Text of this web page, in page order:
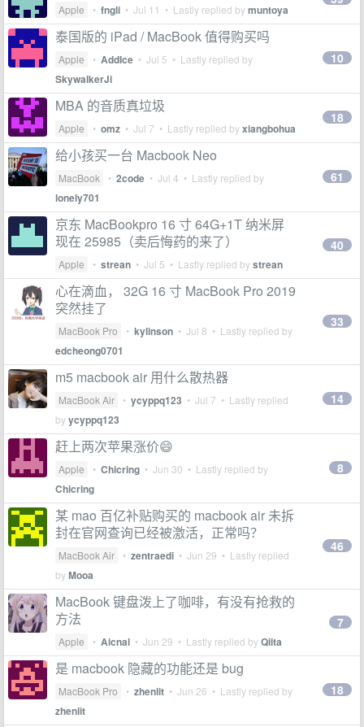
Apple • fngli • Jul 11 • Lastly replied bymuntoya
泰国版的 iPad / MacBook 值得购买吗
Apple • AddIce • Jul 5 • Lastly replied by
SkywalkerJi
10
MBA 的音质真垃圾
Apple • omz • Jul 7 • Lastly replied byxiangbohua
18
给小孩买一台 Macbook Neo
MacBook • 2code • Jul 4 • Lastly replied by
lonely701
61
京东 MacBookpro 16 寸 64G+1T 纳米屏
现在 25985（卖后悔药的来了）
Apple • strean • Jul 5 • Lastly replied bystrean
40
心在滴血， 32G 16 寸 MacBook Pro 2019
突然挂了
MacBook Pro • kylinson • Jul 8 • Lastly replied by
edcheong0701
33
m5 macbook air 用什么散热器
MacBook Air • ycyppq123 • Jul 7 • Lastly replied
byycyppq123
14
赶上两次苹果涨价😄
Apple • Chicring • Jun 30 • Lastly replied by
Chicring
8
某 mao 百亿补贴购买的 macbook air 未拆
封在官网查询已经被激活，正常吗？
MacBook Air • zentraedi • Jun 29 • Lastly replied
byMooa
46
MacBook 键盘泼上了咖啡，有没有抢救的
方法
Apple • Aicnal • Jun 29 • Lastly replied byQiita
7
是 macbook 隐藏的功能还是 bug
MacBook Pro • zhenlit • Jun 26 • Lastly replied by
zhenlit
18